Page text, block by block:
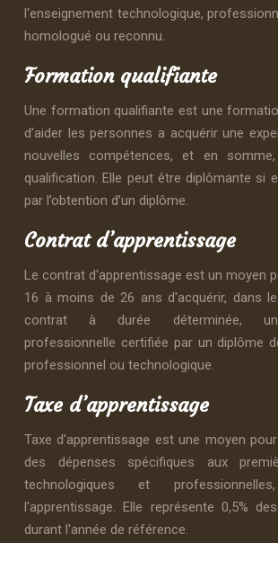
l'enseignement technologique,
homologué ou reconnu.
Formation qualifiante
Une formation qualifiante est une
d’aider les personnes a acquérir une
nouvelles compétences, et en somme,
qualification. Elle peut être diplômante si
par l’obtention d’un diplôme.
Contrat d’apprentissage
Le contrat d'apprentissage est un moyen
16 à moins de 26 ans d'acquérir, dans
contrat à durée déterminée,
professionnelle certifiée par un diplôme
professionnel ou technologique.
Taxe d’apprentissage
Taxe d'apprentissage est une moyen
des dépenses spécifiques aux
technologiques et
l'apprentissage. Elle représente 0,5%
durant l'année de référence.